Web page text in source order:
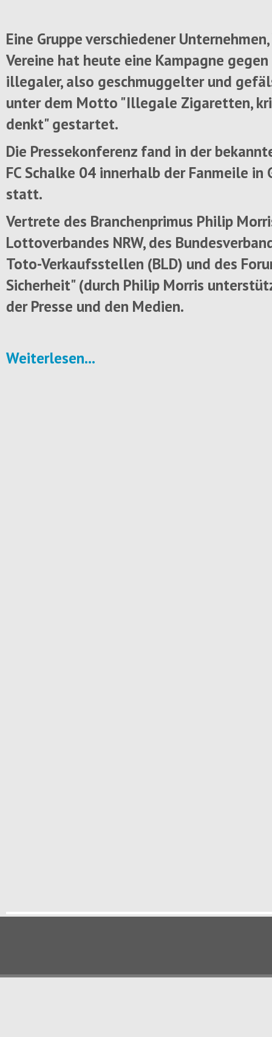
Eine Gruppe verschiedener
Vereine hat heute eine Kampagne
illegaler, also geschmuggelter und
unter dem Motto "Illegale Zigaretten,
denkt" gestartet.
Die Pressekonferenz fand in der
FC Schalke 04 innerhalb der Fanmeile in
statt.
Vertrete des Branchenprimus Philip
Lottoverbandes NRW, des
Toto-Verkaufsstellen (BLD) und des
Sicherheit" (durch Philip Morris
der Presse und den Medien.
Weiterlesen...